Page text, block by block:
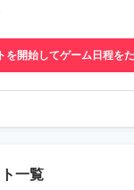
を開始してゲーム日程を
一覧